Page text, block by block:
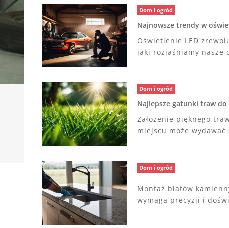
Dom i ogród
Najnowsze trendy w
Oświetlenie LED
jaki rozjaśniamy nasze
Dom i ogród
Najlepsze gatunki traw do
Założenie pięknego
miejscu może
Dom i ogród
Montaż blatów
wymaga precyzji i